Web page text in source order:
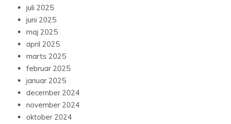
juli 2025
juni 2025
maj 2025
april 2025
marts 2025
februar 2025
januar 2025
december 2024
november 2024
oktober 2024